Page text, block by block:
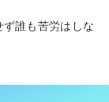
誰も苦労はしな